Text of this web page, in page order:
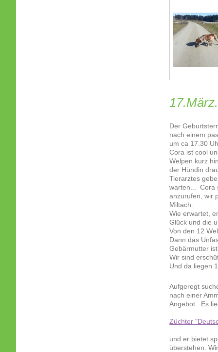
Der
nach einem
um ca 17.30
Cora ist cool
Welpen kurz
der Hündin
Tierarztes
warten... Cora
anzurufen, wir
Miltach.
Wie erwartet,
Glück und die
Von den 12
Dann das
Gebärmutter
Wir sind
Und da liegen
Aufgeregt
nach einer
Angebot. Es
Züchter
und er bietet
überstehen.